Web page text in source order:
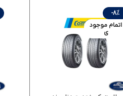
-8%
اتمام موجود
ی